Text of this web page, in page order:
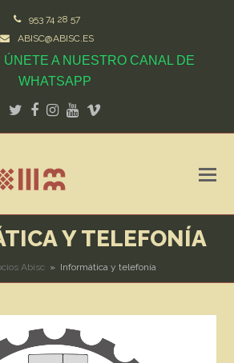
953 74 28 57
ABISC@ABISC.ES
ÚNETE A NUESTRO CANAL DE
WHATSAPP
Twitter
Facebook
Instagram
Youtube
Vimeo
Y TELEFONÍA
Abisc » Informática y telefonía